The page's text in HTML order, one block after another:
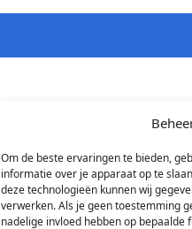
Om de beste ervaringen te bieden,
informatie over je apparaat op te
deze technologieën kunnen wij
verwerken. Als je geen toestemming
nadelige invloed hebben op bepaalde